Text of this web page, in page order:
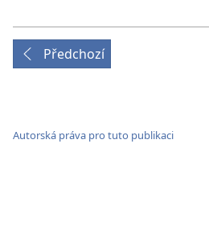
Předchozí
Autorská práva pro tuto publikaci